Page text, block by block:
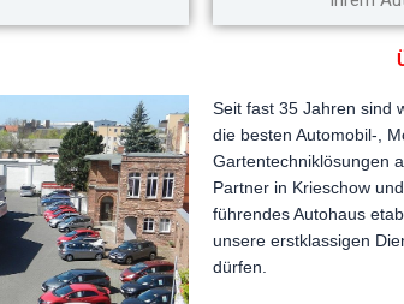
Seit fast 35 Jahren sind
die besten Automobil-,
Gartentechniklösungen
Partner in Krieschow
führendes Autohaus
unsere erstklassigen
dürfen.